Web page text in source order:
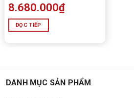
8.680.000₫
ĐỌC TIẾP
DANH MỤC SẢN PHẨM